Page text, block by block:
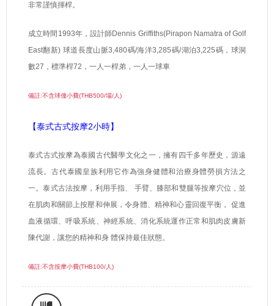
非常謹慎揮桿。
成立時間 1993年，設計師Dennis Griffiths(Pirapon Namatra of Golf
East翻新) 球道長度山脈3,480碼/海洋3,285碼/湖泊3,225碼，球洞
數27 ，標準桿72 ，一人一桿弟，一人一球車
備註:不含球僮小費(THB500/場/人)
【泰式古式按摩2小時】
泰式古式按摩為泰國古代醫學文化之一，擁有四千多年歷史，源遠
流長。古代泰國皇族利用它作為強身健體和治療身體勞損方法之
一。泰式古法按摩，利用手指、
手臂、膝部和雙腿等按摩穴位，並
在肌肉和關節上按壓和伸展，令身體、精神和心靈回復平衡，
促進
血液循環、呼吸系統、神經系統、消化系統運作正常和肌肉皮膚新
陳代謝，讓您的精神和身 體保持最佳狀態。
備註:不含按摩小費(THB100/人)